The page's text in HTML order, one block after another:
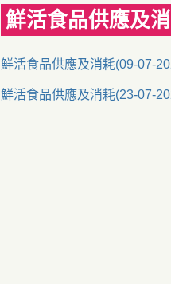
鮮活食品供應及
鮮活食品供應及消耗(09-07-
鮮活食品供應及消耗(23-07-